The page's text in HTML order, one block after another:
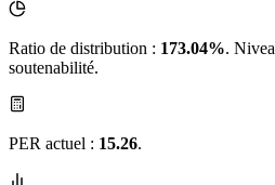
Ratio de distribution : 173.04%.
soutenabilité.
PER actuel : 15.26.